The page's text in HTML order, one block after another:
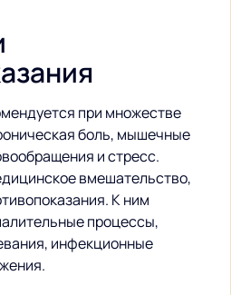
при множестве
боль, мышечные
и стресс.
вмешательство,
К ним
процессы,
инфекционные